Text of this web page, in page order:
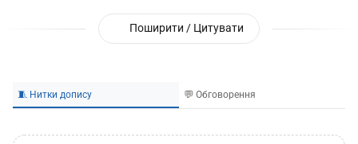
Поширити / Цитувати
🧵 Нитки допису 💬 Обговорення